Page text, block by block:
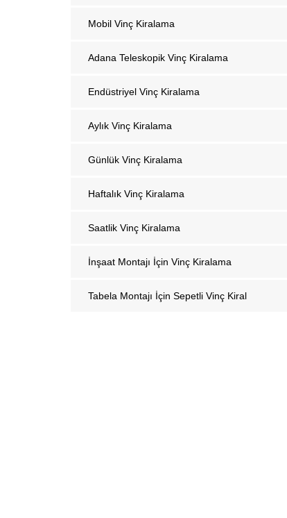
Mobil Vinç Kiralama
Adana Teleskopik Vinç Kiralama
Endüstriyel Vinç Kiralama
Aylık Vinç Kiralama
Günlük Vinç Kiralama
Haftalık Vinç Kiralama
Saatlik Vinç Kiralama
İnşaat Montajı İçin Vinç Kiralama
Tabela Montajı İçin Sepetli Vinç Kiral